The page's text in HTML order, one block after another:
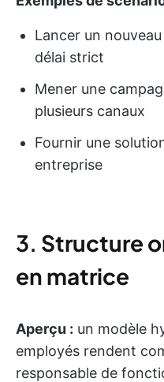
Lancer un
délai strict
Mener une
plusieurs canaux
Fournir une
entreprise
3. Structure
en matrice
Aperçu : un modèle
employés rendent
responsable de